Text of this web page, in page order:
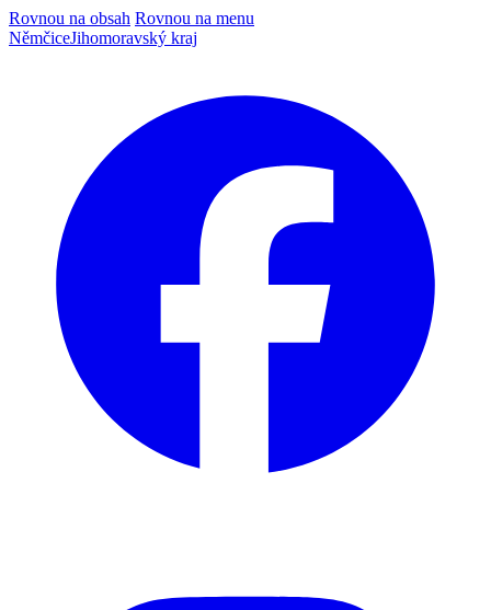
Rovnou na obsah Rovnou na menu
NěmčiceJihomoravský kraj